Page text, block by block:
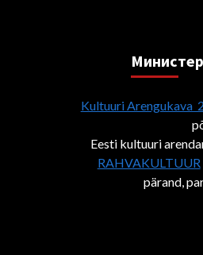
Kultuuri Arengukava
Eesti kultuuri
RAHVAKULTUUR
pärand,